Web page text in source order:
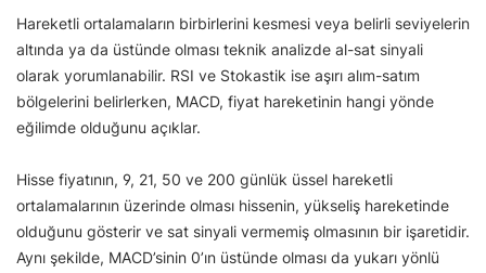
Hareketli ortalamaların birbirlerini kesmesi veya belirli seviyelerin
altında ya da üstünde olması teknik analizde al-sat sinyali
olarak yorumlanabilir. RSI ve Stokastik ise aşırı alım-satım
bölgelerini belirlerken, MACD, fiyat hareketinin hangi yönde
eğilimde olduğunu açıklar.
Hisse fiyatının, 9, 21, 50 ve 200 günlük üssel hareketli
ortalamalarının üzerinde olması hissenin, yükseliş hareketinde
olduğunu gösterir ve sat sinyali vermemiş olmasının bir işaretidir.
Aynı şekilde, MACD’sinin 0’ın üstünde olması da yukarı yönlü